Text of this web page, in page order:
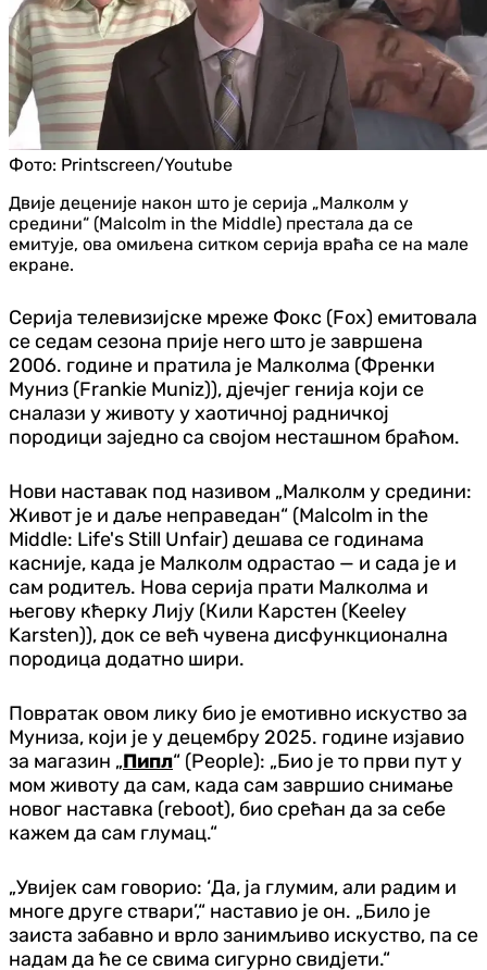
Фото: Printscreen/Youtube
Двије деценије након што је серија „Малколм у
средини“ (Malcolm in the Middle) престала да се
емитује, ова омиљена ситком серија враћа се на мале
екране.
Серија телевизијске мреже Фокс (Fox) емитовала
се седам сезона прије него што је завршена
2006. године и пратила је Малколма (Френки
Муниз (Frankie Muniz)), дјечјег генија који се
сналази у животу у хаотичној радничкој
породици заједно са својом несташном браћом.
Нови наставак под називом „Малколм у средини:
Живот је и даље неправедан“ (Malcolm in the
Middle: Life's Still Unfair) дешава се годинама
касније, када је Малколм одрастао — и сада је и
сам родитељ. Нова серија прати Малколма и
његову кћерку Лију (Кили Карстен (Keeley
Karsten)), док се већ чувена дисфункционална
породица додатно шири.
Повратак овом лику био је емотивно искуство за
Муниза, који је у децембру 2025. године изјавио
за магазин „Пипл“ (People): „Био је то први пут у
мом животу да сам, када сам завршио снимање
новог наставка (reboot), био срећан да за себе
кажем да сам глумац.“
„Увијек сам говорио: ‘Да, ја глумим, али радим и
многе друге ствари’,“ наставио је он. „Било је
заиста забавно и врло занимљиво искуство, па се
надам да ће се свима сигурно свидјети.“